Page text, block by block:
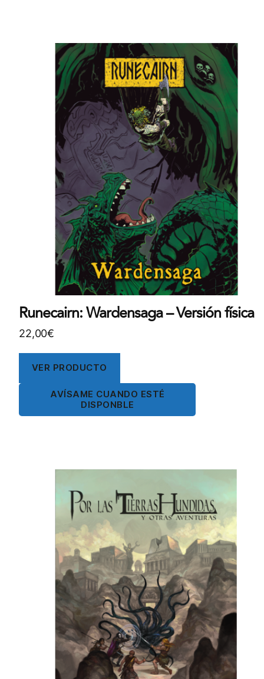
Runecairn: Wardensaga – Versión física
22,00€
VER PRODUCTO
AVÍSAME CUANDO ESTÉ
DISPONBLE